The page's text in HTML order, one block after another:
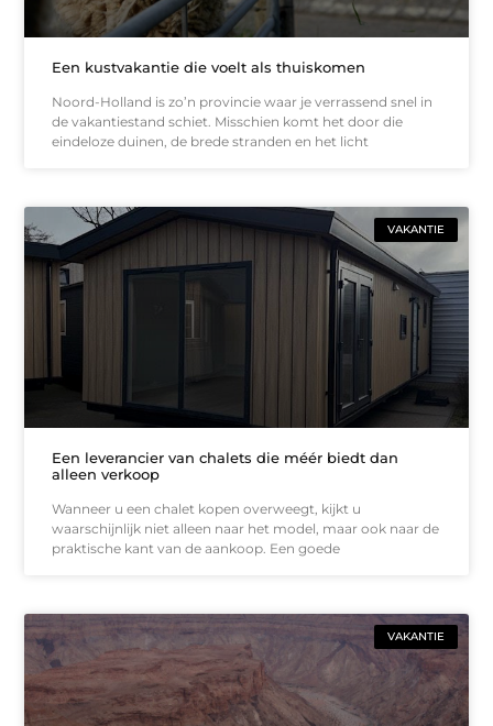
Een kustvakantie die voelt als thuiskomen
Noord-Holland is zo’n provincie waar je verrassend snel in
de vakantiestand schiet. Misschien komt het door die
eindeloze duinen, de brede stranden en het licht
VAKANTIE
Een leverancier van chalets die méér biedt dan
alleen verkoop
Wanneer u een chalet kopen overweegt, kijkt u
waarschijnlijk niet alleen naar het model, maar ook naar de
praktische kant van de aankoop. Een goede
VAKANTIE